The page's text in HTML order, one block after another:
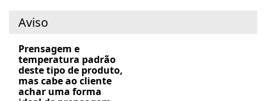
Aviso
Prensagem e
temperatura padrão
deste tipo de produto,
mas cabe ao cliente
achar uma forma